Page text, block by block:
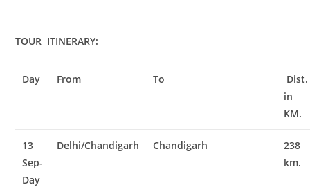
TOUR ITINERARY:
Day From To
Dist.
in
KM.
13
Sep-
Day
Delhi/Chandigarh Chandigarh
238
km.